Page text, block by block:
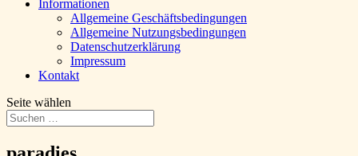
Informationen
Allgemeine Geschäftsbedingungen
Allgemeine Nutzungsbedingungen
Datenschutzerklärung
Impressum
Kontakt
Seite wählen